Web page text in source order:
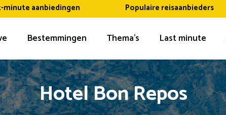
minute aanbiedingen Populaire reisaanbieders
Bestemmingen Thema’s Last minute
Hotel Bon Repos